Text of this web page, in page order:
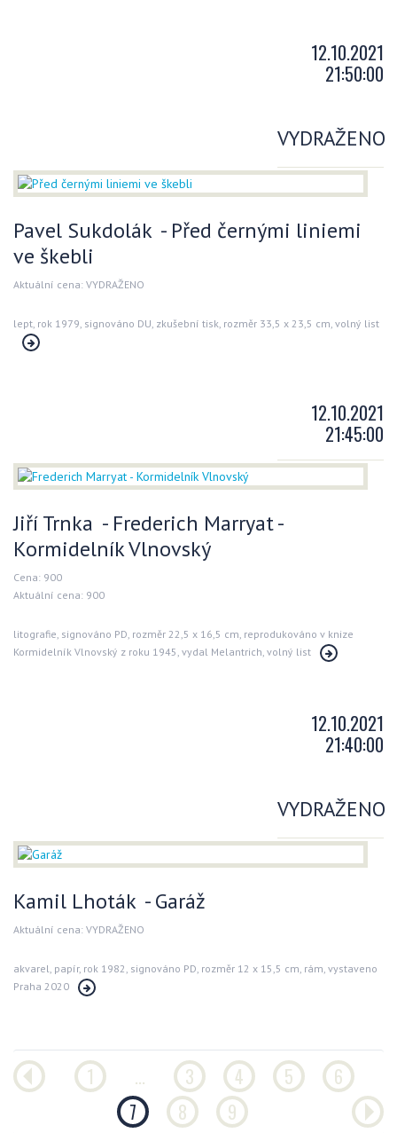
12.10.2021
21:50:00
VYDRAŽENO
Pavel Sukdolák - Před černými liniemi
ve škebli
Aktuální cena: VYDRAŽENO
lept, rok 1979, signováno DU, zkušební tisk, rozměr 33,5 x 23,5 cm, volný list
12.10.2021
21:45:00
Jiří Trnka - Frederich Marryat -
Kormidelník Vlnovský
Cena: 900
Aktuální cena: 900
litografie, signováno PD, rozměr 22,5 x 16,5 cm, reprodukováno v knize
Kormidelník Vlnovský z roku 1945, vydal Melantrich, volný list
12.10.2021
21:40:00
VYDRAŽENO
Kamil Lhoták - Garáž
Aktuální cena: VYDRAŽENO
akvarel, papír, rok 1982, signováno PD, rozměr 12 x 15,5 cm, rám, vystaveno
Praha 2020
1 ... 3 4 5
6
7
8 9